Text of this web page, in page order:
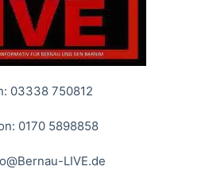
03338 750812
0170 5898858
LIVE.de